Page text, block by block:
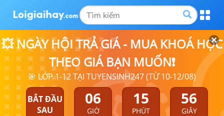
💥 NGÀY HỘI TRẢ GIÁ - MUA KHOÁ HỌC
THEO GIÁ BẠN MUỐN❗
🎯 LỚP 1-12 TẠI TUYENSINH247 (TỪ 10-12/08)
BẮT ĐẦU
SAU
06
GIỜ
15
PHÚT
56
GIÂY